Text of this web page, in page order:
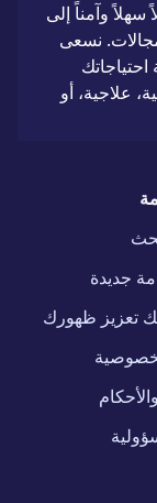
وآمناً إلى
نسعى
علاجية، أو
جديدة
تعزيز ظهورك